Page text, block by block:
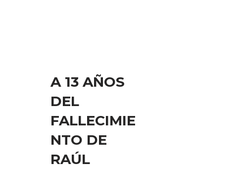
A 13 AÑOS
DEL
FALLECIMIE
NTO DE
RAÚL